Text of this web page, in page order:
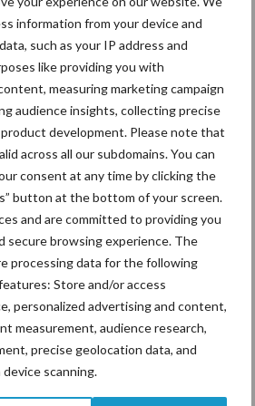
information from your device and
such as your IP address and
like providing you with
measuring marketing campaign
audience insights, collecting precise
development. Please note that
across all our subdomains. You can
consent at any time by clicking the
button at the bottom of your screen.
and are committed to providing you
secure browsing experience. The
processing data for the following
Store and/or access
personalized advertising and content,
measurement, audience research,
precise geolocation data, and
scanning.
Maar dat stond oorspronkelijk
zelf. Weinig geruststellend dus,
uitlatingen van Boris Johnson dat hij
wil gaan sluiten. Een ongelijk
van waterdichte regelingen voor
daar namelijk gaan controleren
Ook de Britse landbouworganisatie
over een mogelijke verlaging van Britse
jou!
blijft
droogte en
houden handel
de greep